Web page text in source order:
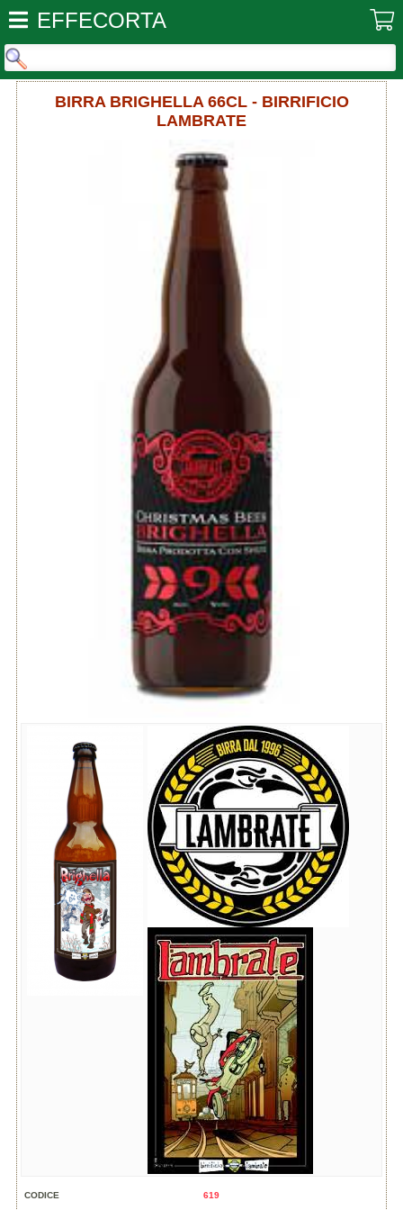
EFFECORTA
BIRRA BRIGHELLA 66CL - BIRRIFICIO
LAMBRATE
CODICE 619